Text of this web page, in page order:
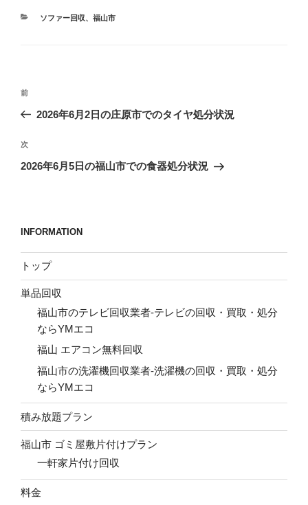
カ
ソファー回収、 福山市
投
ナ
ビ
ゲ
ン
前
の
稿
前
2026年6月2日の庄原市でのタイヤ処分状況
次
の
次
2026年6月5日の福山市での食器処分状況
INFORMATION
トップ
単品回収
福山市のテレビ回収業者-テレビの回収・買取・処分
ならYMエコ
福山 エアコン無料回収
福山市の洗濯機回収業者-洗濯機の回収・買取・処分
ならYMエコ
積み放題プラン
福山市 ゴミ屋敷片付けプラン
一軒家片付け回収
料金